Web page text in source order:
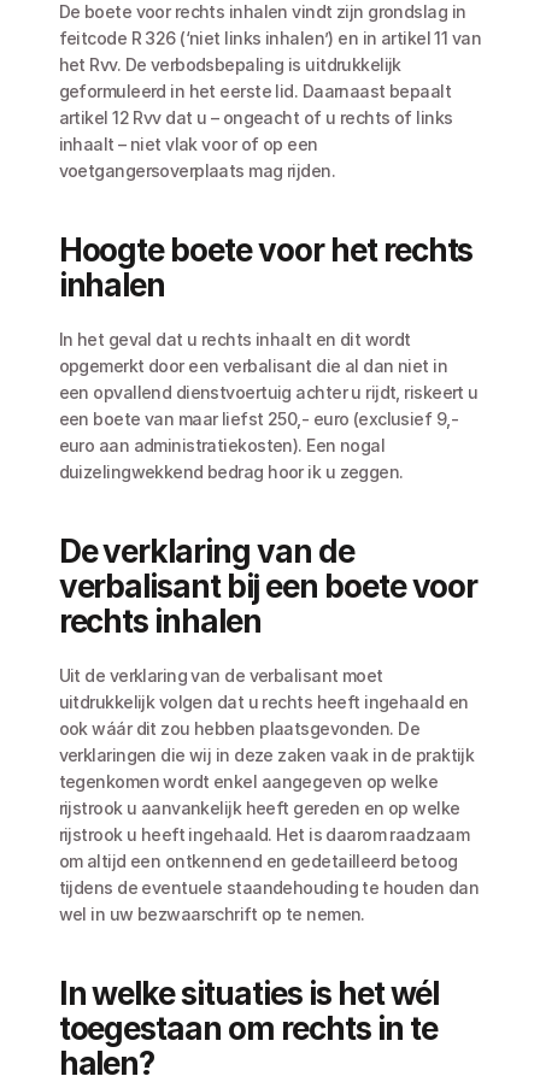
De boete voor rechts inhalen vindt zijn grondslag in
feitcode R 326 (‘niet links inhalen’) en in artikel 11 van
het Rvv. De verbodsbepaling is uitdrukkelijk
geformuleerd in het eerste lid. Daarnaast bepaalt
artikel 12 Rvv dat u – ongeacht of u rechts of links
inhaalt – niet vlak voor of op een
voetgangersoverplaats mag rijden.
Hoogte boete voor het rechts
inhalen
In het geval dat u rechts inhaalt en dit wordt
opgemerkt door een verbalisant die al dan niet in
een opvallend dienstvoertuig achter u rijdt, riskeert u
een boete van maar liefst 250,- euro (exclusief 9,-
euro aan administratiekosten). Een nogal
duizelingwekkend bedrag hoor ik u zeggen.
De verklaring van de
verbalisant bij een boete voor
rechts inhalen
Uit de verklaring van de verbalisant moet
uitdrukkelijk volgen dat u rechts heeft ingehaald en
ook wáár dit zou hebben plaatsgevonden. De
verklaringen die wij in deze zaken vaak in de praktijk
tegenkomen wordt enkel aangegeven op welke
rijstrook u aanvankelijk heeft gereden en op welke
rijstrook u heeft ingehaald. Het is daarom raadzaam
om altijd een ontkennend en gedetailleerd betoog
tijdens de eventuele staandehouding te houden dan
wel in uw bezwaarschrift op te nemen.
In welke situaties is het wél
toegestaan om rechts in te
halen?